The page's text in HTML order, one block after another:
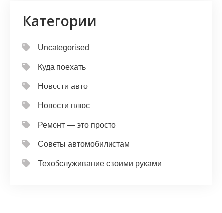
Категории
Uncategorised
Куда поехать
Новости авто
Новости плюс
Ремонт — это просто
Советы автомобилистам
Техобслуживание своими руками